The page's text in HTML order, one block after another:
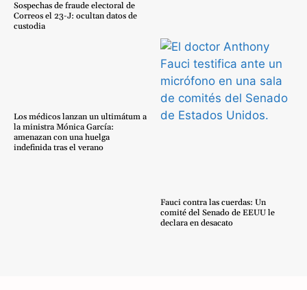
Sospechas de fraude electoral de
Correos el 23-J: ocultan datos de
custodia
Los médicos lanzan un ultimátum a
la ministra Mónica García:
amenazan con una huelga
indefinida tras el verano
Fauci contra las cuerdas: Un
comité del Senado de EEUU le
declara en desacato